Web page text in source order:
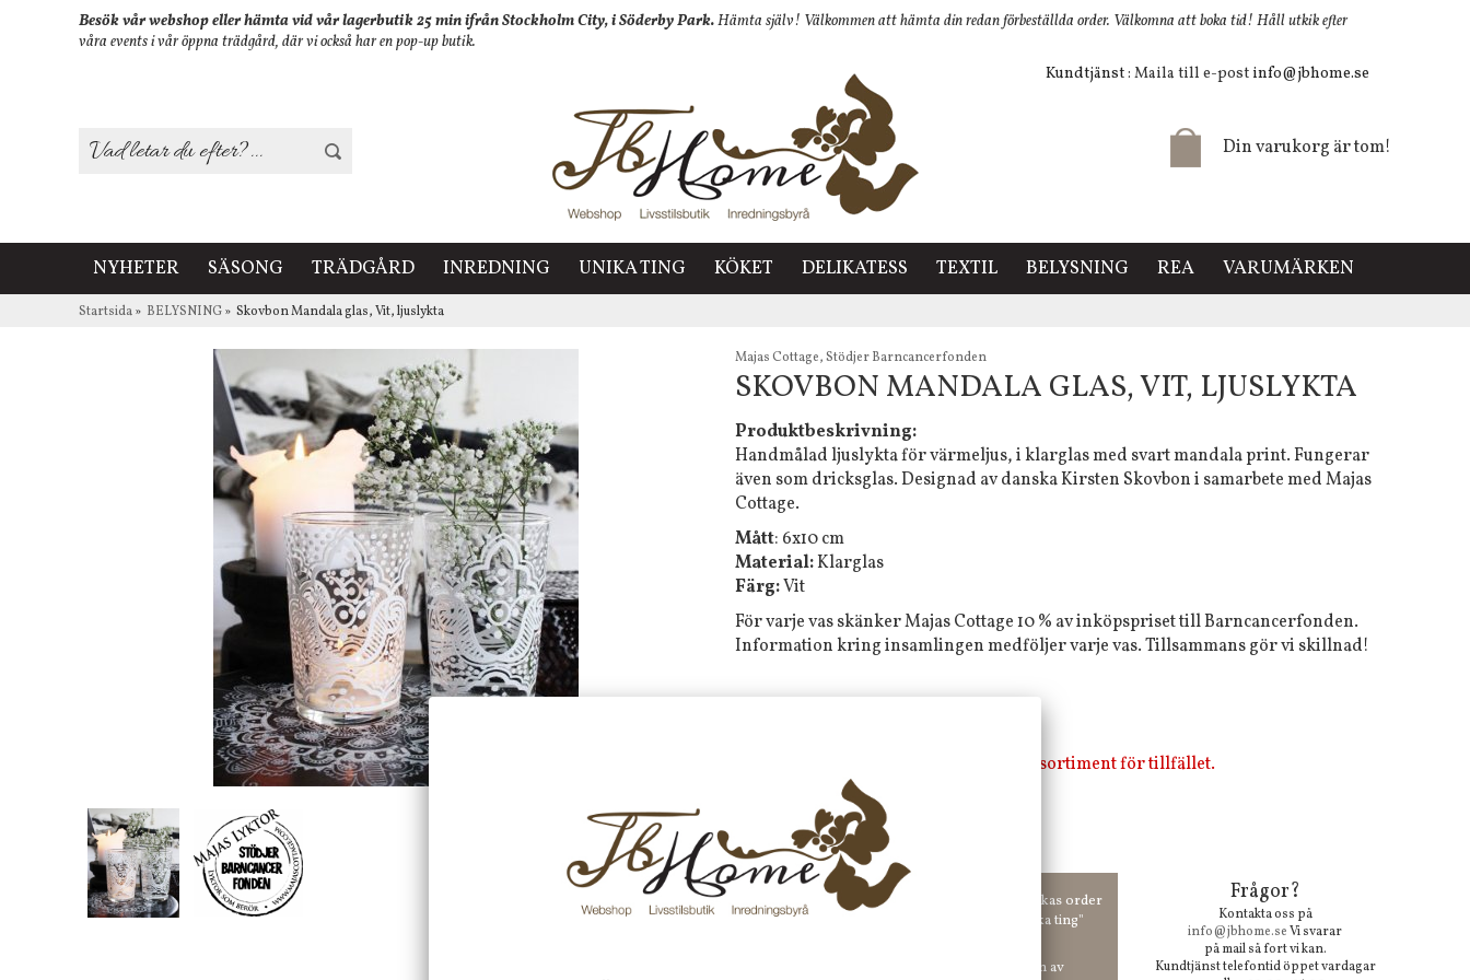
Besök vår webshop eller hämta vid vår lagerbutik 25 min ifrån Stockholm City, i Söderby Park.Hämta själv! Välkommen att hämta din redan förbeställda order. Välkomna att boka tid! Håll utkik efter
våra events i vår öppna trädgård, där vi också har en pop-up butik.
Kundtjänst: Maila till e-post info@jbhome.se
Din varukorg är tom!
NYHETER SÄSONG TRÄDGÅRD INREDNING UNIKA TING KÖKET DELIKATESS TEXTIL BELYSNING REA VARUMÄRKEN
Startsida» BELYSNING» Skovbon Mandala glas, Vit, ljuslykta
Majas Cottage, Stödjer Barncancerfonden
SKOVBON MANDALA GLAS, VIT, LJUSLYKTA
Produktbeskrivning:
Handmålad ljuslykta för värmeljus, i klarglas med svart mandala print. Fungerar
även som dricksglas. Designad av danska Kirsten Skovbon i samarbete med Majas
Cottage.
Mått: 6x10 cm
Material:Klarglas
Färg:Vit
För varje vas skänker Majas Cottage 10 % av inköpspriset till Barncancerfonden.
Information kring insamlingen medföljer varje vas. Tillsammans gör vi skillnad!
Tyvärr ingår inte denna produkt i vårt sortiment för tillfället.
Till butikens startsida »
Sitemap »
Frakt 99 kr, handlar du över 2000 kr skickas order
fraktfritt. 100 kr - 400 kr i frakt för våra "unika ting"
10 % rabatt på din första order vid anmälan av
Frågor?
Kontakta oss på
info@jbhome.seVi svarar
på mail så fort vi kan.
Kundtjänst telefontid öppet vardagar